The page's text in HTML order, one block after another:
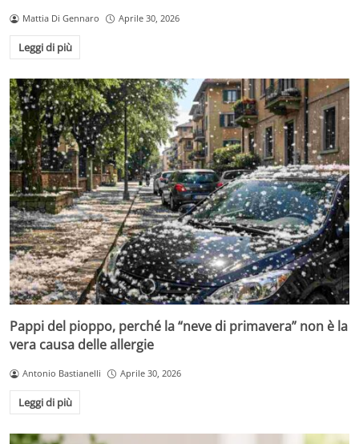
Mattia Di Gennaro Aprile 30, 2026
Leggi di più
Pappi del pioppo, perché la “neve di primavera” non è la
vera causa delle allergie
Antonio Bastianelli Aprile 30, 2026
Leggi di più